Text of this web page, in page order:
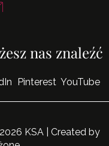
nas znaleźć
Pinterest YouTube
KSA | Created by